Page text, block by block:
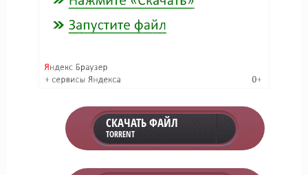
СКАЧАТЬ ФАЙЛ
TORRENT